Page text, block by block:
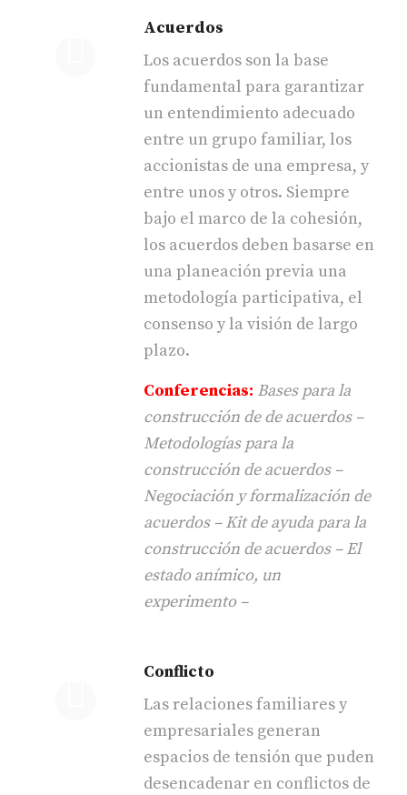
Acuerdos
Los acuerdos son la base
fundamental para garantizar
un entendimiento adecuado
entre un grupo familiar, los
accionistas de una empresa, y
entre unos y otros. Siempre
bajo el marco de la cohesión,
los acuerdos deben basarse en
una planeación previa una
metodología participativa, el
consenso y la visión de largo
plazo.
Conferencias: Bases para la
construcción de de acuerdos –
Metodologías para la
construcción de acuerdos –
Negociación y formalización de
acuerdos – Kit de ayuda para la
construcción de acuerdos – El
estado anímico, un
experimento –
Conflicto
Las relaciones familiares y
empresariales generan
espacios de tensión que puden
desencadenar en conflictos de